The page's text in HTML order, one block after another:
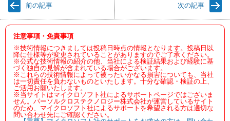
前の記事 次の記事
注意事項・免責事項
※技術情報につきましては投稿日時点の情報となります。投稿日以
降に仕様等が変更されていることがありますのでご了承ください。
※公式な技術情報の紹介の他、当社による検証結果および経験に基
づく独自の見解が含まれている場合がございます。
※これらの技術情報によって被ったいかなる損害についても、当社
は一切責任を負わないものといたします。十分な確認・検証の上、
ご活用お願いたします。
※当サイトはマイクロソフト社によるサポートページではございま
せん。パーソルクロステクノロジー株式会社が運営しているサイト
のため、マイクロソフト社によるサポートを希望される方は適切な
問い合わせ先にご確認ください。